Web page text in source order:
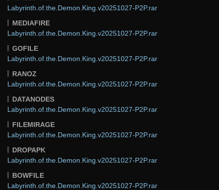
Labyrinth.of.the.Demon.King.v20251027-P2P.rar
MEDIAFIRE
Labyrinth.of.the.Demon.King.v20251027-P2P.rar
GOFILE
Labyrinth.of.the.Demon.King.v20251027-P2P.rar
RANOZ
Labyrinth.of.the.Demon.King.v20251027-P2P.rar
DATANODES
Labyrinth.of.the.Demon.King.v20251027-P2P.rar
FILEMIRAGE
Labyrinth.of.the.Demon.King.v20251027-P2P.rar
DROPAPK
Labyrinth.of.the.Demon.King.v20251027-P2P.rar
BOWFILE
Labyrinth.of.the.Demon.King.v20251027-P2P.rar